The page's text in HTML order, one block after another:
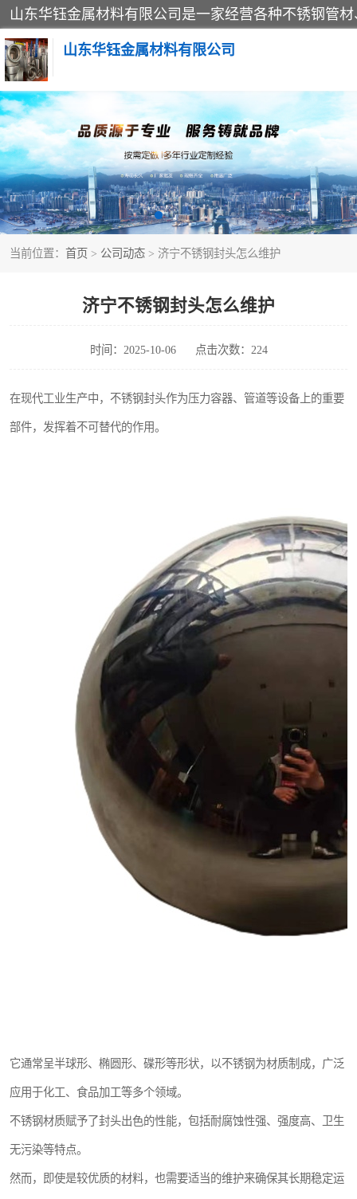
山东华钰金属材料有限公司
当前位置： 首页 > 公司动态 > 济宁不锈钢封头怎么维护
济宁不锈钢封头怎么维护
时间：2025-10-06 点击次数：224
在现代工业生产中，不锈钢封头作为压力容器、管道等设备上的重要
部件，发挥着不可替代的作用。
它通常呈半球形、椭圆形、碟形等形状，以不锈钢为材质制成，广泛
应用于化工、食品加工等多个领域。
不锈钢材质赋予了封头出色的性能，包括耐腐蚀性强、强度高、卫生
无污染等特点。
然而，即使是较优质的材料，也需要适当的维护来确保其长期稳定运
不锈钢管
管件标准件
不锈钢人孔
不锈钢角钢